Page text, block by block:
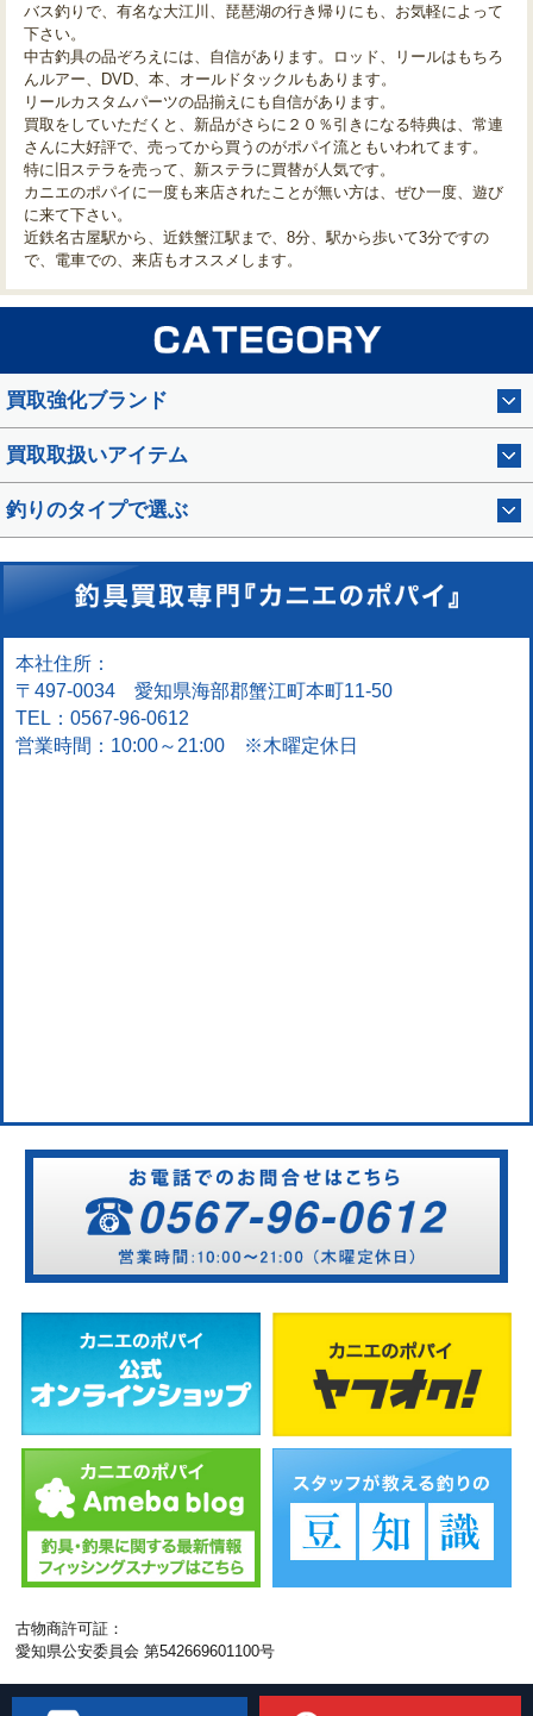
バス釣りで、有名な大江川、琵琶湖の行き帰りにも、お気軽によって
下さい。
中古釣具の品ぞろえには、自信があります。ロッド、リールはもちろ
んルアー、DVD、本、オールドタックルもあります。
リールカスタムパーツの品揃えにも自信があります。
買取をしていただくと、新品がさらに２０％引きになる特典は、常連
さんに大好評で、売ってから買うのがポパイ流ともいわれてます。
特に旧ステラを売って、新ステラに買替が人気です。
カニエのポパイに一度も来店されたことが無い方は、ぜひ一度、遊び
に来て下さい。
近鉄名古屋駅から、近鉄蟹江駅まで、8分、駅から歩いて3分ですの
で、電車での、来店もオススメします。
買取強化ブランド
買取取扱いアイテム
釣りのタイプで選ぶ
本社住所：
〒497-0034 愛知県海部郡蟹江町本町11-50
TEL：0567-96-0612
営業時間：10:00～21:00 ※木曜定休日
古物商許可証：
愛知県公安委員会 第542669601100号